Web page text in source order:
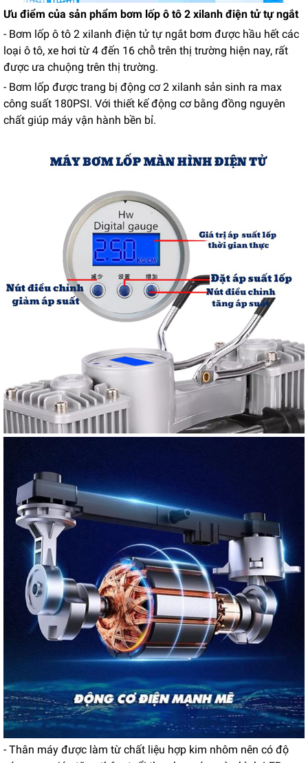
Ưu điểm của sản phẩm bơm lốp ô tô 2 xilanh điện tử tự ngắt
- Bơm lốp ô tô 2 xilanh điện tử tự ngắt bơm được hầu hết các
loại ô tô, xe hơi từ 4 đến 16 chỗ trên thị trường hiện nay, rất
được ưa chuộng trên thị trường.
- Bơm lốp được trang bị động cơ 2 xilanh sản sinh ra max
công suất 180PSI. Với thiết kế động cơ bằng đồng nguyên
chất giúp máy vận hành bền bỉ.
- Thân máy được làm từ chất liệu hợp kim nhôm nên có độ